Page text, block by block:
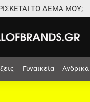
ΤΟ ΔΕΜΑ ΜΟΥ;
Γυναικεία Ανδρικά